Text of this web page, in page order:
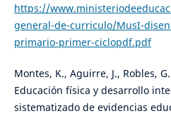
https://
general-de-curriculo/MusI-
primario-primer-ciclopdf.pdf
Montes, K., Aguirre, J., Robles,
Educación física y desarrollo
sistematizado de evidencias